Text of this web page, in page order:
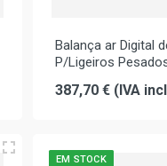
Balança ar Digital
P/Ligeiros
387,70 € (IVA
EM STOCK